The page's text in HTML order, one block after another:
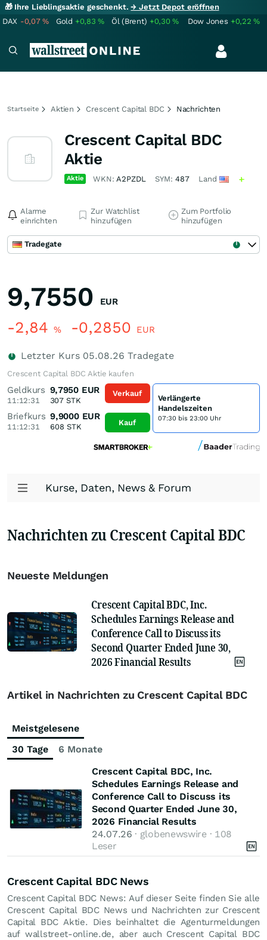
🎁 Ihre Lieblingsaktie geschenkt.→ Jetzt Depot eröffnen
DAX -0,07% Gold +0,83% Öl (Brent) +0,30% Dow Jones +0,22%
Startseite Aktien Crescent Capital BDC Nachrichten
Crescent Capital BDC
Aktie
Aktie WKN:A2PZDL SYM: 487 Land
Alarme
einrichten
Zur Watchlist
hinzufügen
Zum Portfolio
hinzufügen
Tradegate
9,7550 EUR
-2,84 % -0,2850 EUR
Letzter Kurs 05.08.26 Tradegate
Crescent Capital BDC Aktie kaufen
Geldkurs
11:12:31
9,7950 EUR
307 STK
Briefkurs
11:12:31
9,9000 EUR
608 STK
Verkauf
Kauf
Verlängerte
Handelszeiten
07:30 bis 23:00 Uhr
Kurse, Daten, News & Forum
Nachrichten zu Crescent Capital BDC
Neueste Meldungen
Crescent Capital BDC, Inc.
Schedules Earnings Release and
Conference Call to Discuss its
Second Quarter Ended June 30,
2026 Financial Results
Artikel in Nachrichten zu Crescent Capital BDC
Meistgelesene
30 Tage
6 Monate
Crescent Capital BDC, Inc.
Schedules Earnings Release and
Conference Call to Discuss its
Second Quarter Ended June 30,
2026 Financial Results
24.07.26 · globenewswire · 108
Leser
Crescent Capital BDC News
Crescent Capital BDC News: Auf dieser Seite finden Sie alle
Crescent Capital BDC News und Nachrichten zur Crescent
Capital BDC Aktie. Dies beinhaltet die Agenturmeldungen
auf wallstreet-online.de, aber auch Crescent Capital BDC